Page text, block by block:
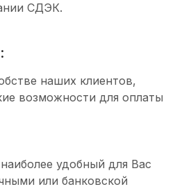
СДЭК.
наших клиентов,
возможности для оплаты
удобный для Вас
или банковской